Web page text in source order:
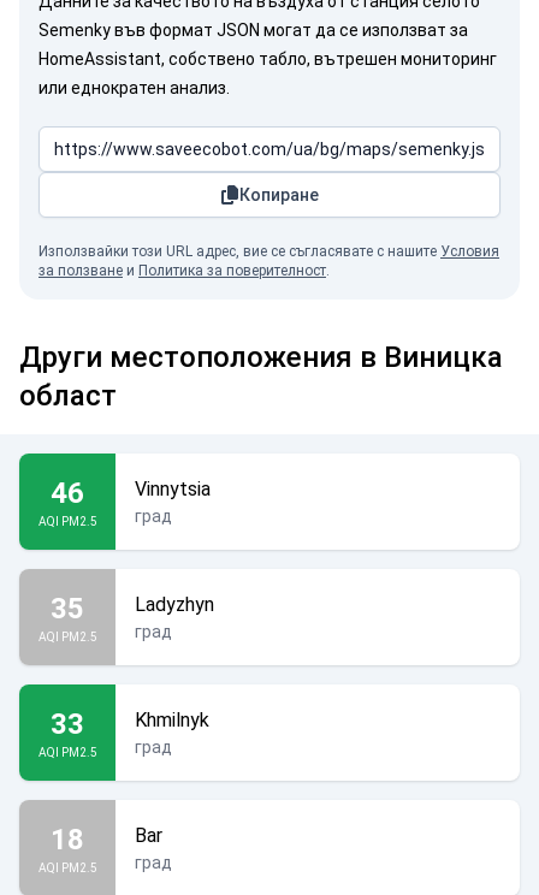
Semenky във формат JSON могат да се използват за
HomeAssistant, собствено табло, вътрешен мониторинг
или еднократен анализ.
Копиране
Използвайки този URL адрес, вие се съгласявате с нашите Условия
за ползване и Политика за поверителност.
Други местоположения в Виницка
област
46
AQI PM2.5
Vinnytsia
град
35
AQI PM2.5
Ladyzhyn
град
33
AQI PM2.5
Khmilnyk
град
18
AQI PM2.5
Bar
град